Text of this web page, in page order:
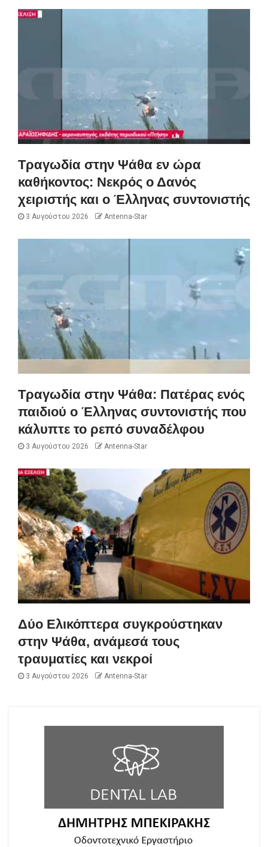
Τραγωδία στην Ψάθα εν ώρα
καθήκοντος: Νεκρός ο Δανός
χειριστής και ο Έλληνας συντονιστής
3 Αυγούστου 2026 Antenna-Star
Τραγωδία στην Ψάθα: Πατέρας ενός
παιδιού ο Έλληνας συντονιστής που
κάλυπτε το ρεπό συναδέλφου
3 Αυγούστου 2026 Antenna-Star
Δύο Ελικόπτερα συγκρούστηκαν
στην Ψάθα, ανάμεσά τους
τραυματίες και νεκροί
3 Αυγούστου 2026 Antenna-Star